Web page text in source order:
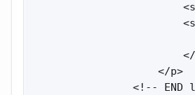
                    </p>
<!-- END